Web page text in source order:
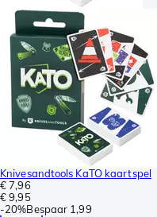
Knivesandtools KaTO kaartspel
€ 7,96
€ 9,95
-20%Bespaar 1,99